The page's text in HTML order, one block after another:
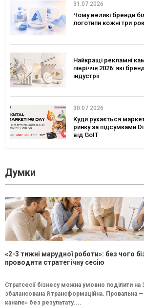
31.07.2026
Чому великі бренди
логотипи кожні три
Найкращі рекламні
півріччя 2026: які
індустрії
30.07.2026
Куди рухається
ринку за підсумками
від GoIT
Думки
«2-3 тижні марудної роботи»: без чого
проводити стратегічну сесію
Стратсесії бізнесу можна умовно поділити на
збалансована й трансформаційна. Провальна
канапе» без результату....